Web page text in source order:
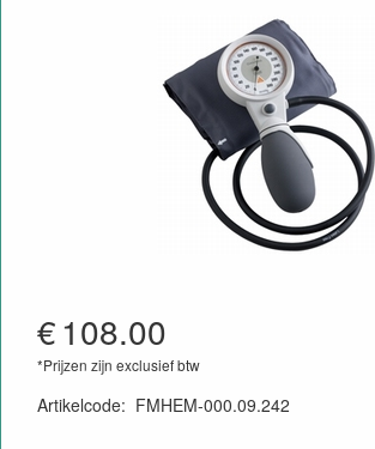
€108.00
*Prijzen zijn exclusief btw
Artikelcode: FMHEM-000.09.242